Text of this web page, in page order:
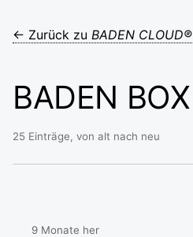
← Zurück zu BADEN CLOUD®
BADEN BOX
25 Einträge, von alt nach neu
9 Monate her